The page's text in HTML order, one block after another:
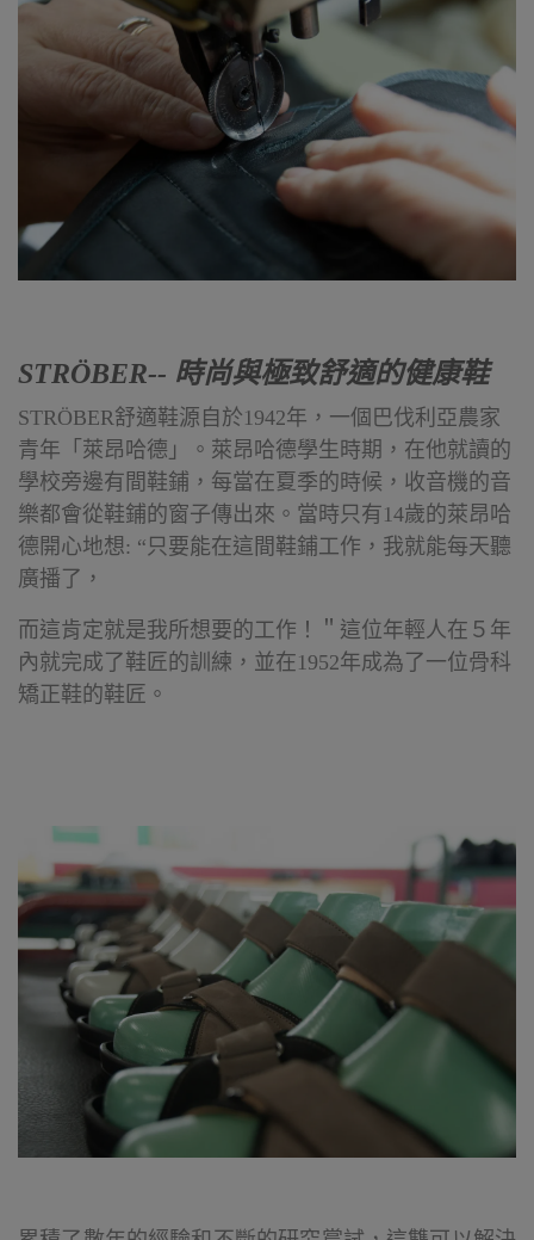
STRÖBER-- 時尚與極致舒適的健康鞋
STRÖBER舒適鞋源自於1942年，一個巴伐利亞農家
青年「萊昂哈德」。萊昂哈德學生時期，在他就讀的
學校旁邊有間鞋鋪，每當在夏季的時候，收音機的音
樂都會從鞋鋪的窗子傳出來。當時只有14歲的萊昂哈
德開心地想: “只要能在這間鞋鋪工作，我就能每天聽
廣播了，
而這肯定就是我所想要的工作！＂這位年輕人在５年
內就完成了鞋匠的訓練，並在1952年成為了一位骨科
矯正鞋的鞋匠。